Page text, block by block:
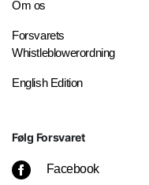
Om os
Forsvarets
Whistleblowerordning
English Edition
Følg Forsvaret
Facebook